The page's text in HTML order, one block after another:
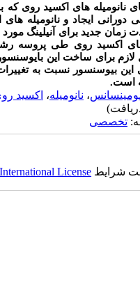
نانومیله های اکسید روی
دورانی ایجاد و
زمان جدید برای آنیلینگ
های اکسید روی طی
لازم برای ساخت این
این بیوسنسور نسبت به
است.
، نانومیله، اکسید
تخصصی
شرایط License